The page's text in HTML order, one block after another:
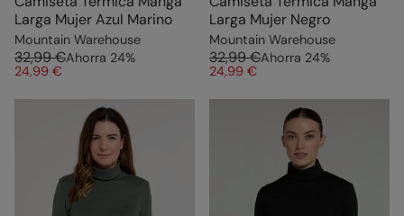
Larga Mujer Azul Marino
Mountain Warehouse
32,99 €Ahorra 24%
24,99 €
Larga Mujer Negro
Mountain Warehouse
32,99 €Ahorra 24%
24,99 €